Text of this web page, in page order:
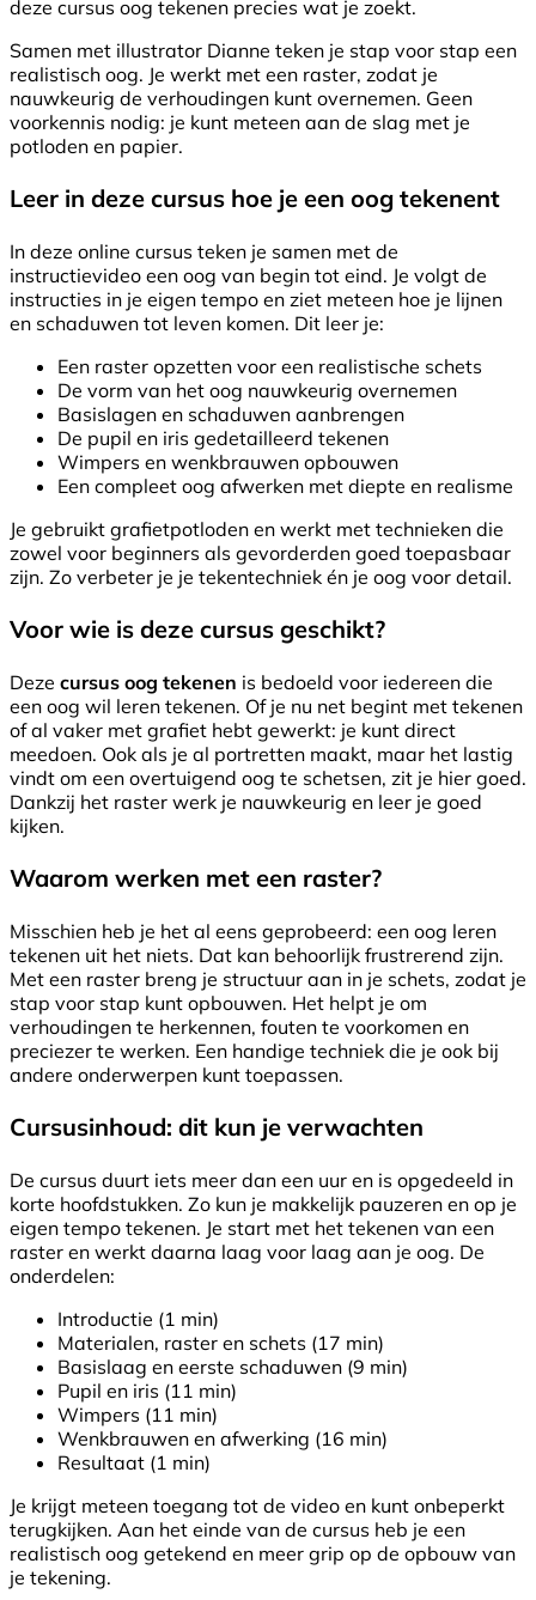
deze cursus oog tekenen precies wat je zoekt.
Samen met illustrator Dianne teken je stap voor stap een
realistisch oog. Je werkt met een raster, zodat je
nauwkeurig de verhoudingen kunt overnemen. Geen
voorkennis nodig: je kunt meteen aan de slag met je
potloden en papier.
Leer in deze cursus hoe je een oog tekenent
In deze online cursus teken je samen met de
instructievideo een oog van begin tot eind. Je volgt de
instructies in je eigen tempo en ziet meteen hoe je lijnen
en schaduwen tot leven komen. Dit leer je:
Een raster opzetten voor een realistische schets
De vorm van het oog nauwkeurig overnemen
Basislagen en schaduwen aanbrengen
De pupil en iris gedetailleerd tekenen
Wimpers en wenkbrauwen opbouwen
Een compleet oog afwerken met diepte en realisme
Je gebruikt grafietpotloden en werkt met technieken die
zowel voor beginners als gevorderden goed toepasbaar
zijn. Zo verbeter je je tekentechniek én je oog voor detail.
Voor wie is deze cursus geschikt?
Deze cursus oog tekenen is bedoeld voor iedereen die
een oog wil leren tekenen. Of je nu net begint met tekenen
of al vaker met grafiet hebt gewerkt: je kunt direct
meedoen. Ook als je al portretten maakt, maar het lastig
vindt om een overtuigend oog te schetsen, zit je hier goed.
Dankzij het raster werk je nauwkeurig en leer je goed
kijken.
Waarom werken met een raster?
Misschien heb je het al eens geprobeerd: een oog leren
tekenen uit het niets. Dat kan behoorlijk frustrerend zijn.
Met een raster breng je structuur aan in je schets, zodat je
stap voor stap kunt opbouwen. Het helpt je om
verhoudingen te herkennen, fouten te voorkomen en
preciezer te werken. Een handige techniek die je ook bij
andere onderwerpen kunt toepassen.
Cursusinhoud: dit kun je verwachten
De cursus duurt iets meer dan een uur en is opgedeeld in
korte hoofdstukken. Zo kun je makkelijk pauzeren en op je
eigen tempo tekenen. Je start met het tekenen van een
raster en werkt daarna laag voor laag aan je oog. De
onderdelen:
Introductie (1 min)
Materialen, raster en schets (17 min)
Basislaag en eerste schaduwen (9 min)
Pupil en iris (11 min)
Wimpers (11 min)
Wenkbrauwen en afwerking (16 min)
Resultaat (1 min)
Je krijgt meteen toegang tot de video en kunt onbeperkt
terugkijken. Aan het einde van de cursus heb je een
realistisch oog getekend en meer grip op de opbouw van
je tekening.